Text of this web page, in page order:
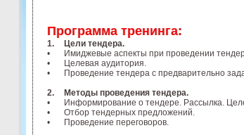
Программа тренинга:
1.
Цели тендера.
•
Имиджевые аспекты при проведении
•
Целевая аудитория.
•
Проведение тендера с предварительно
2.
Методы проведения тендера.
•
Информирование о тендере. Рассылка.
•
Отбор тендерных предложений.
•
Проведение переговоров.